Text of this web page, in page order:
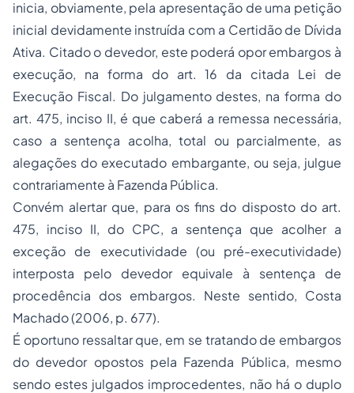
inicia, obviamente, pela apresentação de uma petição
inicial devidamente instruída com a Certidão de Dívida
Ativa. Citado o devedor, este poderá opor embargos à
execução, na forma do art. 16 da citada Lei de
Execução Fiscal. Do julgamento destes, na forma do
art. 475, inciso II, é que caberá a remessa necessária,
caso a sentença acolha, total ou parcialmente, as
alegações do executado embargante, ou seja, julgue
contrariamente à Fazenda Pública.
Convém alertar que, para os fins do disposto do art.
475, inciso II, do CPC, a sentença que acolher a
exceção de executividade (ou pré-executividade)
interposta pelo devedor equivale à sentença de
procedência dos embargos. Neste sentido, Costa
Machado (2006, p. 677).
É oportuno ressaltar que, em se tratando de embargos
do devedor opostos pela Fazenda Pública, mesmo
sendo estes julgados improcedentes, não há o duplo